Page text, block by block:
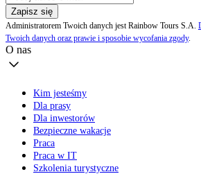
Zapisz się
Administratorem Twoich danych jest Rainbow Tours S.A.
Twoich danych oraz prawie i sposobie wycofania zgody.
O nas
Kim jesteśmy
Dla prasy
Dla inwestorów
Bezpieczne wakacje
Praca
Praca w IT
Szkolenia turystyczne